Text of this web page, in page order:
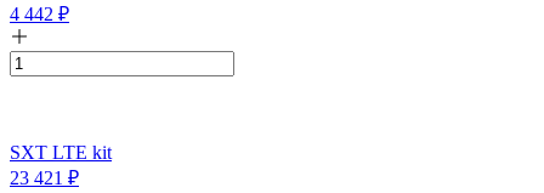
4 442 ₽
SXT LTE kit
23 421 ₽